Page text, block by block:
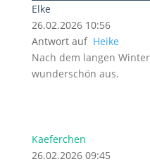
Elke
26.02.2026 10:56
Antwort auf Heike
Nach dem langen
wunderschön aus.
Kaeferchen
26.02.2026 09:45